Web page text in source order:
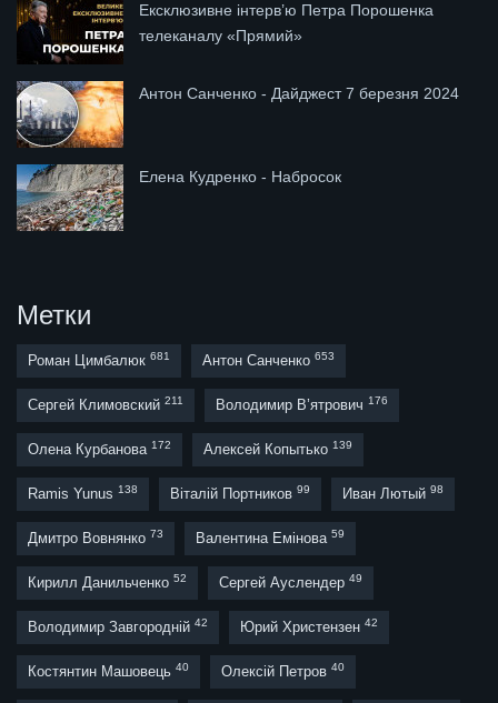
Ексклюзивне інтерв’ю Петра Порошенка
телеканалу «Прямий»
Антон Санченко - Дайджест 7 березня 2024
Елена Кудренко - Набросок
Метки
Роман Цимбалюк 681 Антон Санченко 653
Сергей Климовский 211 Володимир В’ятрович 176
Олена Курбанова 172 Алексей Копытько 139
Ramis Yunus 138 Віталій Портников 99 Иван Лютый 98
Дмитро Вовнянко 73 Валентина Емінова 59
Кирилл Данильченко 52 Сергей Ауслендер 49
Володимир Завгородній 42 Юрий Христензен 42
Костянтин Машовець 40 Олексій Петров 40